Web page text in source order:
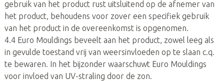
gebruik van het product rust uitsluitend op de afnemer van
het product, behoudens voor zover een specifiek gebruik
van het product in de overeenkomst is opgenomen.
4.4 Euro Mouldings beveelt aan het product, zowel leeg als
in gevulde toestand vrij van weersinvloeden op te slaan c.q.
te bewaren. In het bijzonder waarschuwt Euro Mouldings
voor invloed van UV-straling door de zon.